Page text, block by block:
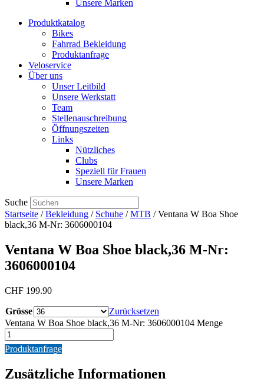
Unsere Marken
Produktkatalog
Bikes
Fahrrad Bekleidung
Produktanfrage
Veloservice
Über uns
Unser Leitbild
Unsere Werkstatt
Team
Stellenauschreibung
Öffnungszeiten
Links
Nützliches
Clubs
Speziell für Frauen​
Unsere Marken
Suche
Startseite /Bekleidung / Schuhe /MTB / Ventana W Boa Shoe
black,36 M-Nr: 3606000104
Ventana W Boa Shoe black,36 M-Nr:
3606000104
CHF 199.90
Grösse
Zurücksetzen
Ventana W Boa Shoe black,36 M-Nr: 3606000104 Menge
Produktanfrage
Zusätzliche Informationen